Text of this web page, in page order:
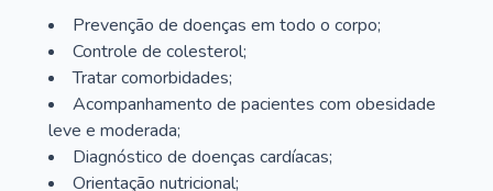
Prevenção de doenças em todo o corpo;
Controle de colesterol;
Tratar comorbidades;
Acompanhamento de pacientes com obesidade
leve e moderada;
Diagnóstico de doenças cardíacas;
Orientação nutricional;